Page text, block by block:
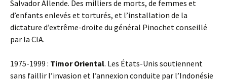
Salvador Allende. Des milliers de morts, de femmes et
d’enfants enlevés et torturés, et l’installation de la
dictature d’extrême-droite du général Pinochet conseillé
par la CIA.
1975-1999 : Timor Oriental. Les États-Unis soutiennent
sans faillir l’invasion et l’annexion conduite par l’Indonésie